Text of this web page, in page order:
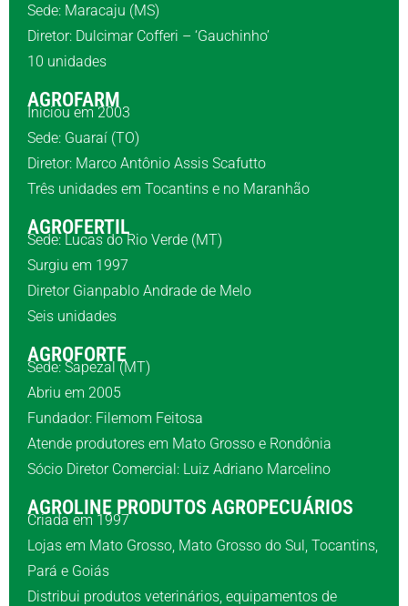
Sede: Maracaju (MS)
Diretor: Dulcimar Cofferi – ‘Gauchinho’
10 unidades
AGROFARM
Iniciou em 2003
Sede: Guaraí (TO)
Diretor: Marco Antônio Assis Scafutto
Três unidades em Tocantins e no Maranhão
AGROFERTIL
Sede: Lucas do Rio Verde (MT)
Surgiu em 1997
Diretor Gianpablo Andrade de Melo
Seis unidades
AGROFORTE
Sede: Sapezal (MT)
Abriu em 2005
Fundador: Filemom Feitosa
Atende produtores em Mato Grosso e Rondônia
Sócio Diretor Comercial: Luiz Adriano Marcelino
AGROLINE PRODUTOS AGROPECUÁRIOS
Criada em 1997
Lojas em Mato Grosso, Mato Grosso do Sul, Tocantins,
Pará e Goiás
Distribui produtos veterinários, equipamentos de